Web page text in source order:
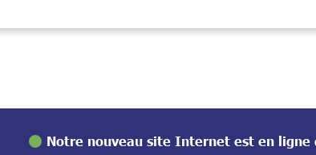
Notre nouveau site Internet est en